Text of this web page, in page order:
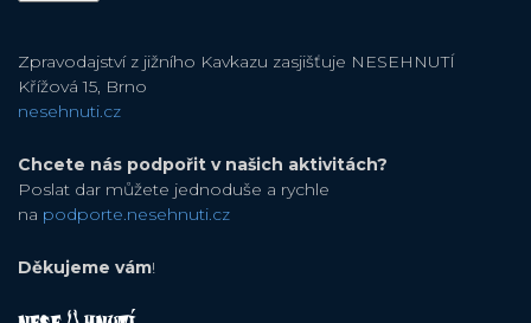
Zpravodajství z jižního Kavkazu zasjišťuje NESEHNUTÍ
Křížová 15, Brno
nesehnuti.cz
Chcete nás podpořit v našich aktivitách?
Poslat dar můžete jednoduše a rychle
na podporte.nesehnuti.cz
Děkujeme vám!